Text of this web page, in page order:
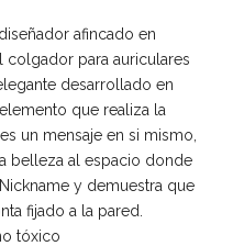
afincado en
colgador para auriculares
desarrollado en
que realiza la
un mensaje en si mismo,
belleza al espacio donde
y demuestra que
fijado a la pared.
tóxico